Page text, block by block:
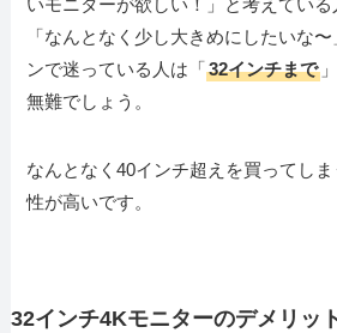
いモニターが欲しい！」と考えている
「なんとなく少し大きめにしたいな
ンで迷っている人は「32インチまで
無難でしょう。
なんとなく40インチ超えを買ってし
性が高いです。
32インチ4Kモニターのデメリッ